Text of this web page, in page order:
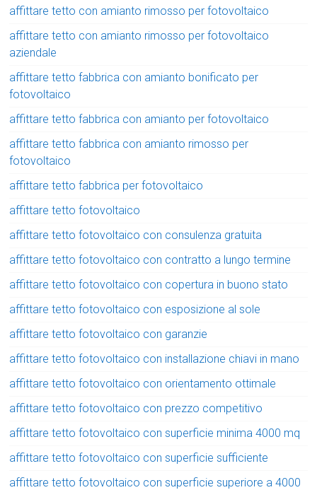
affittare tetto con amianto rimosso per fotovoltaico
affittare tetto con amianto rimosso per fotovoltaico
aziendale
affittare tetto fabbrica con amianto bonificato per
fotovoltaico
affittare tetto fabbrica con amianto per fotovoltaico
affittare tetto fabbrica con amianto rimosso per
fotovoltaico
affittare tetto fabbrica per fotovoltaico
affittare tetto fotovoltaico
affittare tetto fotovoltaico con consulenza gratuita
affittare tetto fotovoltaico con contratto a lungo termine
affittare tetto fotovoltaico con copertura in buono stato
affittare tetto fotovoltaico con esposizione al sole
affittare tetto fotovoltaico con garanzie
affittare tetto fotovoltaico con installazione chiavi in mano
affittare tetto fotovoltaico con orientamento ottimale
affittare tetto fotovoltaico con prezzo competitivo
affittare tetto fotovoltaico con superficie minima 4000 mq
affittare tetto fotovoltaico con superficie sufficiente
affittare tetto fotovoltaico con superficie superiore a 4000